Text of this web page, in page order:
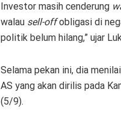
Investor masih cenderung
walau sell-offobligasi di
politik belum hilang,” ujar
Selama pekan ini, dia
AS yang akan dirilis pada
(5/9).